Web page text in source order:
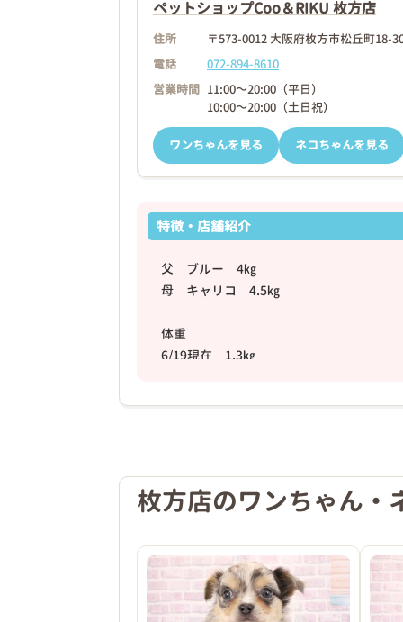
ペットショップCoo＆RIKU 枚方店
住所
〒573-0012 大阪府枚方市松丘町18-
電話
072-894-8610
営業時間 11:00～20:00（平日）
10:00～20:00（土日祝）
ワンちゃんを見る ネコちゃんを見る
特徴・店舗紹介
父 ブルー 4㎏
母 キャリコ 4.5㎏
体重
6/19現在 1.3㎏
枚方店のワンちゃん・